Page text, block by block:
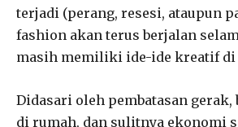
terjadi (perang, resesi, ataupun
fashion akan terus berjalan
masih memiliki ide-ide kreatif di
Didasari oleh pembatasan
di rumah, dan sulitnya ekonomi